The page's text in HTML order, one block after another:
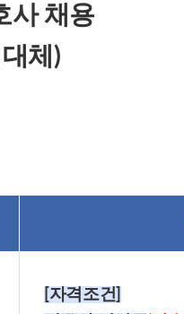
사채용
체)
[자격조건]